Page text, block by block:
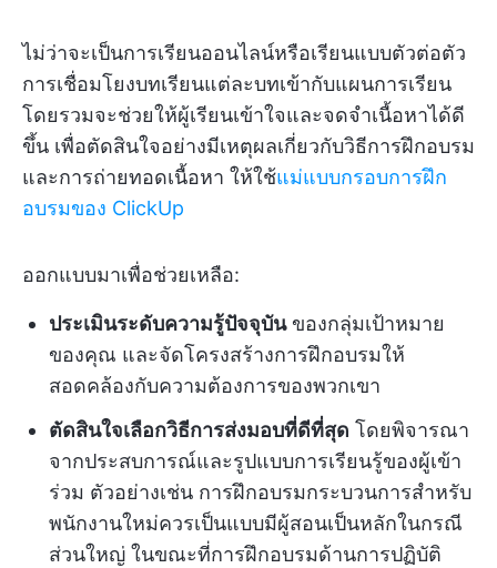
ไม่ว่าจะเป็นการเรียนออนไลน์หรือเรียนแบบตัวต่อตัว
การเชื่อมโยงบทเรียนแต่ละบทเข้ากับแผนการเรียน
โดยรวมจะช่วยให้ผู้เรียนเข้าใจและจดจำเนื้อหาได้ดี
ขึ้น เพื่อตัดสินใจอย่างมีเหตุผลเกี่ยวกับวิธีการฝึกอบรม
และการถ่ายทอดเนื้อหา ให้ใช้แม่แบบกรอบการฝึก
อบรมของ ClickUp
ออกแบบมาเพื่อช่วยเหลือ:
ประเมินระดับความรู้ปัจจุบันของกลุ่มเป้าหมาย
ของคุณ และจัดโครงสร้างการฝึกอบรมให้
สอดคล้องกับความต้องการของพวกเขา
ตัดสินใจเลือกวิธีการส่งมอบที่ดีที่สุด โดยพิจารณา
จากประสบการณ์และรูปแบบการเรียนรู้ของผู้เข้า
ร่วม ตัวอย่างเช่น การฝึกอบรมกระบวนการสำหรับ
พนักงานใหม่ควรเป็นแบบมีผู้สอนเป็นหลักในกรณี
ส่วนใหญ่ ในขณะที่การฝึกอบรมด้านการปฏิบัติ